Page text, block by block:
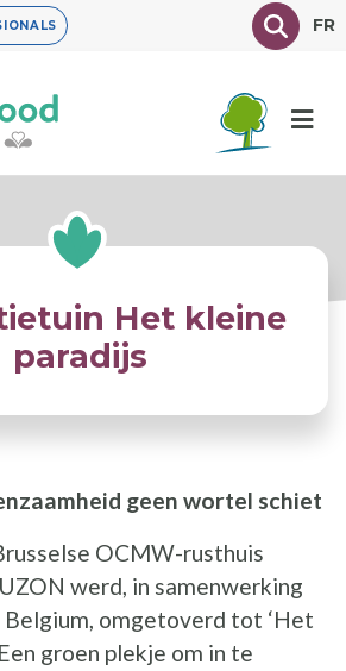
TexteFR
Het kleine
paradijs
geen wortel schiet
OCMW-rusthuis
werd, in samenwerking
omgetoverd tot ‘Het
groen plekje om in te